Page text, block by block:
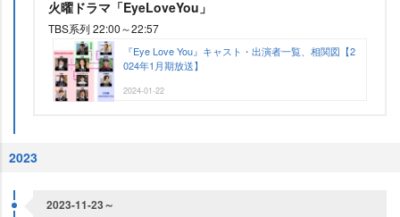
火曜ドラマ「EyeLoveYou」
TBS系列 22:00～22:57
『Eye Love You』キャスト・出演者一覧、相関図【2
024年1月期放送】
2024-01-22
2023
2023-11-23～